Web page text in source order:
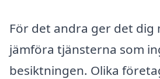
För det andra ger det dig
jämföra tjänsterna som
besiktningen. Olika